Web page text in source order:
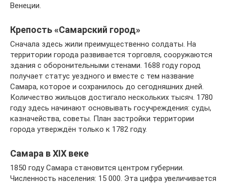
Венеции.
Крепость «Самарский город»
Сначала здесь жили преимущественно солдаты. На
территории города развивается торговля, сооружаются
здания с оборонительными стенами. 1688 году город
получает статус уездного и вместе с тем название
Самара, которое и сохранилось до сегодняшних дней.
Количество жильцов достигало нескольких тысяч. 1780
году здесь начинают основывать госучреждения: суды,
казначейства, советы. План застройки территории
города утверждён только к 1782 году.
Самара в XIX веке
1850 году Самара становится центром губернии.
Численность населения: 15 000. Эта цифра увеличивается